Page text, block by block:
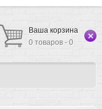
Ваша корзина
0 товаров - 0